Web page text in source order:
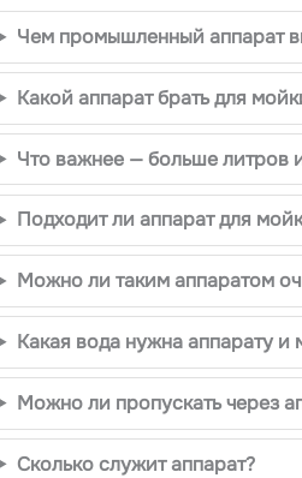
Чем промышленный аппарат
Какой аппарат брать для
Что важнее — больше литров
Подходит ли аппарат для
Можно ли таким аппаратом
Какая вода нужна аппарату
Можно ли пропускать через
Сколько служит аппарат?